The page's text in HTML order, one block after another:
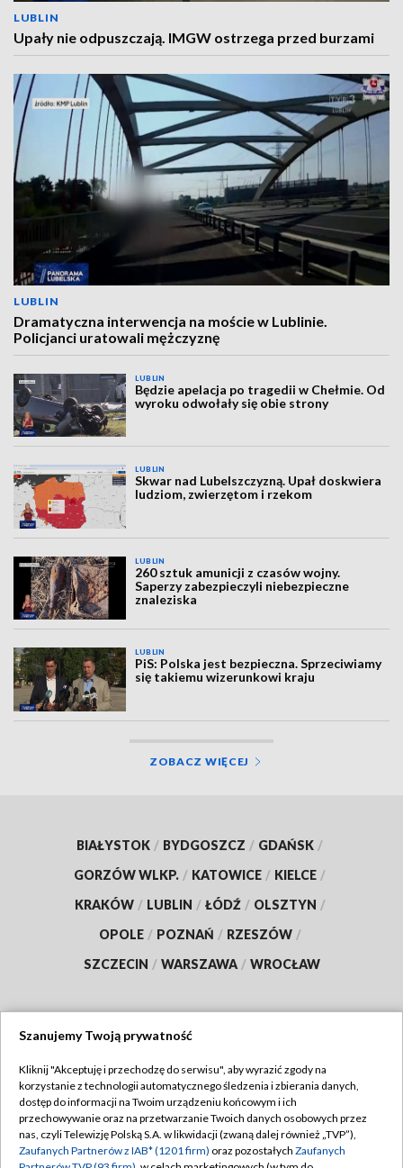
LUBLIN
Upały nie odpuszczają. IMGW ostrzega przed burzami
LUBLIN
Dramatyczna interwencja na moście w Lublinie.
Policjanci uratowali mężczyznę
LUBLIN
Będzie apelacja po tragedii w Chełmie. Od
wyroku odwołały się obie strony
LUBLIN
Skwar nad Lubelszczyzną. Upał doskwiera
ludziom, zwierzętom i rzekom
LUBLIN
260 sztuk amunicji z czasów wojny.
Saperzy zabezpieczyli niebezpieczne
znaleziska
LUBLIN
PiS: Polska jest bezpieczna. Sprzeciwiamy
się takiemu wizerunkowi kraju
ZOBACZ WIĘCEJ
BIAŁYSTOK / BYDGOSZCZ / GDAŃSK /
GORZÓW WLKP. / KATOWICE / KIELCE /
KRAKÓW / LUBLIN / ŁÓDŹ / OLSZTYN /
OPOLE / POZNAŃ / RZESZÓW /
SZCZECIN / WARSZAWA / WROCŁAW
TVP
Abonament TVP
Emisja w TVP
Regulamin TVP
Polityka prywatności
Szanujemy Twoją prywatność
Kliknij "Akceptuję i przechodzę do serwisu", aby wyrazić zgody na
korzystanie z technologii automatycznego śledzenia i zbierania danych,
dostęp do informacji na Twoim urządzeniu końcowym i ich
przechowywanie oraz na przetwarzanie Twoich danych osobowych przez
nas, czyli Telewizję Polską S.A. w likwidacji (zwaną dalej również „TVP”),
Zaufanych Partnerów z IAB* (1201 firm) oraz pozostałych Zaufanych